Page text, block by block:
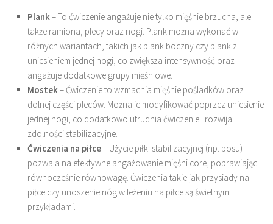
Plank– To ćwiczenie angażuje nie tylko mięśnie brzucha, ale
także ramiona, plecy oraz nogi. Plank można wykonać w
różnych wariantach, takich jak plank boczny czy plank z
uniesieniem jednej nogi, co zwiększa intensywność oraz
angażuje dodatkowe grupy mięśniowe.
Mostek– Ćwiczenie to wzmacnia mięśnie pośladków oraz
dolnej części pleców. Można je modyfikować poprzez uniesienie
jednej nogi, co dodatkowo utrudnia ćwiczenie i rozwija
zdolności stabilizacyjne.
Ćwiczenia na piłce– Użycie piłki stabilizacyjnej (np. bosu)
pozwala na efektywne angażowanie mięśni core, poprawiając
równocześnie równowagę. Ćwiczenia takie jak przysiady na
piłce czy unoszenie nóg w leżeniu na piłce są świetnymi
przykładami.